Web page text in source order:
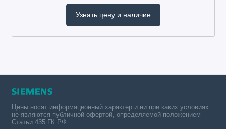
Цены носят информационный характер и ни при каких условиях
не являются публичной офертой, определяемой положением
Статьи 435 ГК РФ.